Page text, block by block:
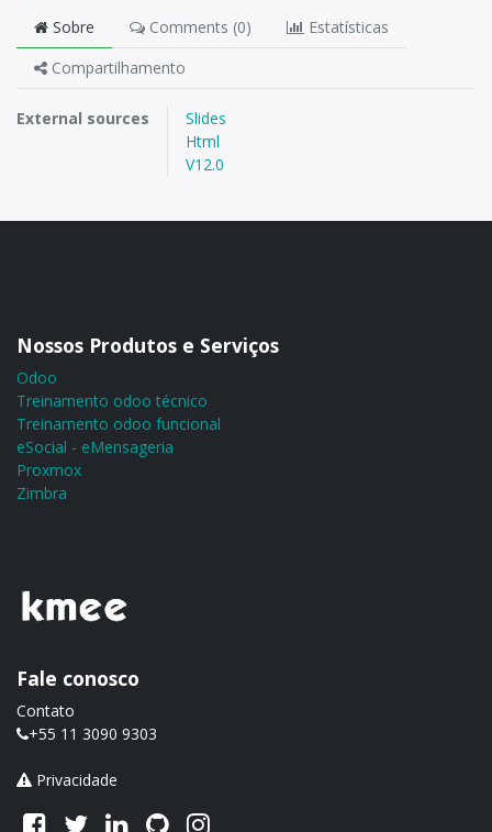
Sobre Comments (0)
Estatísticas
Compartilhamento
External sources
Slides
Html
V12.0
Nossos Produtos e Serviços
Odoo
Treinamento odoo técnico
Treinamento odoo funcional
eSocial - eMensageria
Proxmox
Zimbra
Fale conosco
Contato
+55 11 3090 9303
Privacidade